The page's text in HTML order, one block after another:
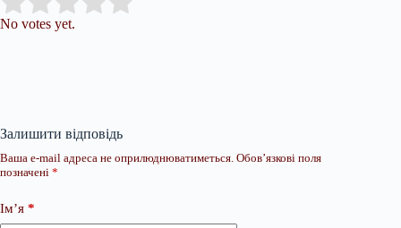
Rate this item:
No votes yet.
Залишити відповідь
Ваша e-mail адреса не оприлюднюватиметься. Обов’язкові поля
позначені *
Ім’я *